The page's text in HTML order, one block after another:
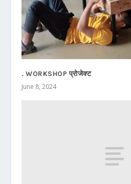
. WORKSHOP प्रोजेक्ट
June 8, 2024